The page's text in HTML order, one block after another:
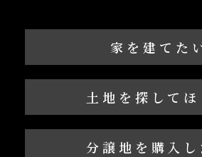
家を建てた
土地を探してほ
分譲地を購入し